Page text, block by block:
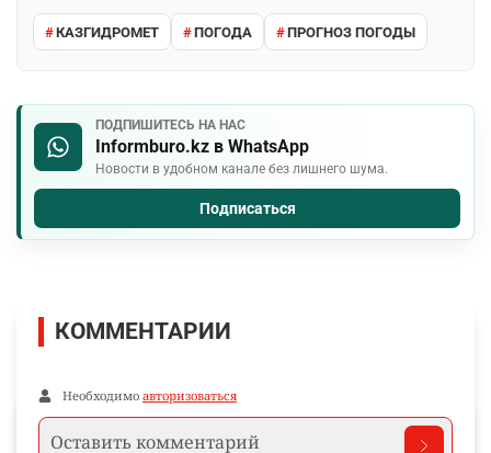
КАЗГИДРОМЕТ ПОГОДА ПРОГНОЗ ПОГОДЫ
ПОДПИШИТЕСЬ НА НАС
Informburo.kz в WhatsApp
Новости в удобном канале без лишнего шума.
Подписаться
КОММЕНТАРИИ
Необходимо авторизоваться